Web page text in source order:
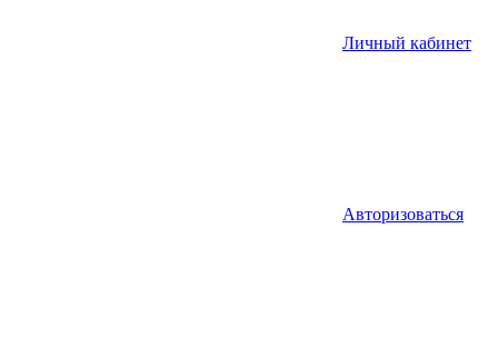
Личный кабинет
Авторизоваться